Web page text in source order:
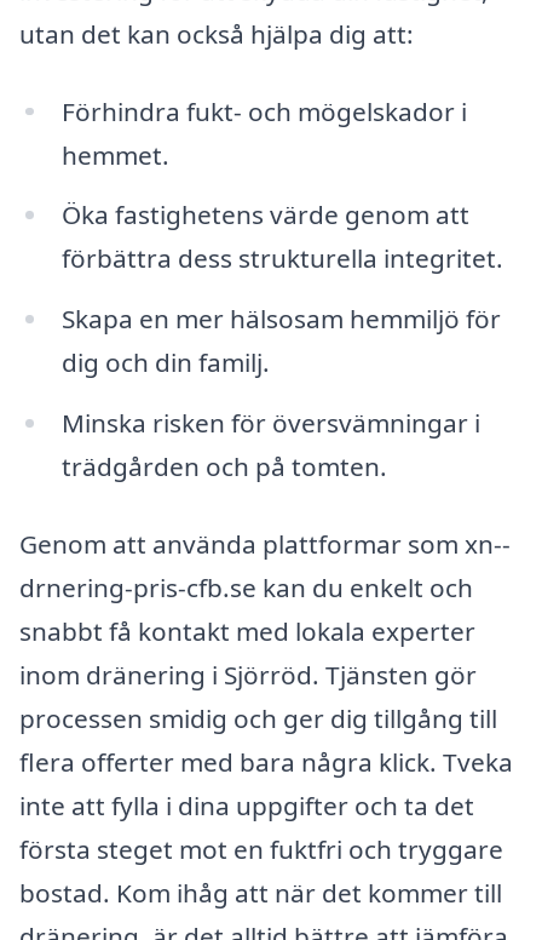
utan det kan också hjälpa dig att:
Förhindra fukt- och mögelskador i
hemmet.
Öka fastighetens värde genom att
förbättra dess strukturella integritet.
Skapa en mer hälsosam hemmiljö för
dig och din familj.
Minska risken för översvämningar i
trädgården och på tomten.
Genom att använda plattformar som xn--
drnering-pris-cfb.se kan du enkelt och
snabbt få kontakt med lokala experter
inom dränering i Sjörröd. Tjänsten gör
processen smidig och ger dig tillgång till
flera offerter med bara några klick. Tveka
inte att fylla i dina uppgifter och ta det
första steget mot en fuktfri och tryggare
bostad. Kom ihåg att när det kommer till